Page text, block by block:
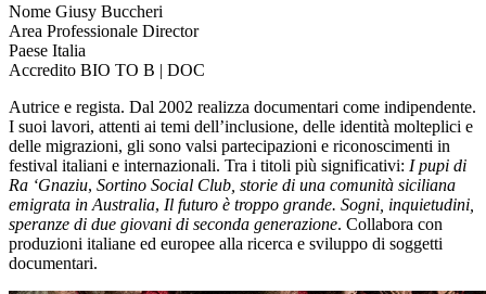
Nome Giusy Buccheri
Area Professionale Director
Paese Italia
Accredito BIO TO B | DOC
Autrice e regista. Dal 2002 realizza documentari come indipendente.
I suoi lavori, attenti ai temi dell’inclusione, delle identità molteplici e
delle migrazioni, gli sono valsi partecipazioni e riconoscimenti in
festival italiani e internazionali. Tra i titoli più significativi: I pupi di
Ra ‘Gnaziu, Sortino Social Club, storie di una comunità siciliana
emigrata in Australia, Il futuro è troppo grande. Sogni, inquietudini,
speranze di due giovani di seconda generazione. Collabora con
produzioni italiane ed europee alla ricerca e sviluppo di soggetti
documentari.